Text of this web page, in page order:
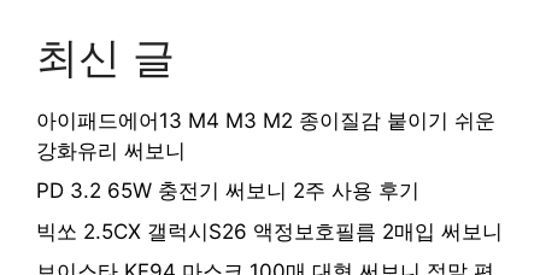
최신 글
아이패드에어13 M4 M3 M2 종이질감 붙이기 쉬운
강화유리 써보니
PD 3.2 65W 충전기 써보니 2주 사용 후기
빅쏘 2.5CX 갤럭시S26 액정보호필름 2매입 써보니